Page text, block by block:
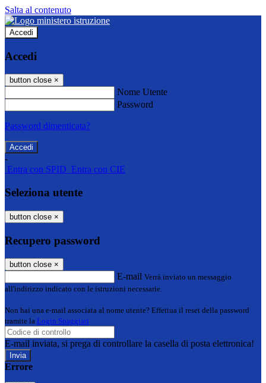
Salta al contenuto
Accedi
Accedi
button close ×
Nome Utente
Password
Password dimenticata?
-
Entra con SPID Entra con CIE
Seleziona utente
button close ×
Recupero password
button close ×
E-mail Verrà inviato un messaggio
all'indirizzo indicato con le istruzioni necessarie.
Non hai una e-mail associata al nome utente? Effettua il reset della password
tramite la Login Spaggiari
E-mail inviata, si prega di controllare la casella di posta elettronica!
Errore